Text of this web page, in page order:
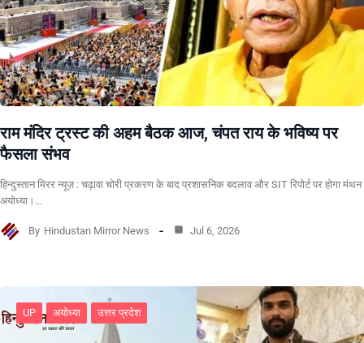
राम मंदिर ट्रस्ट की अहम बैठक आज, चंपत राय के भविष्य पर
फैसला संभव
हिन्दुस्तान मिरर न्यूज़ : चढ़ावा चोरी प्रकरण के बाद प्रशासनिक बदलाव और SIT रिपोर्ट पर होगा मंथन
अयोध्या।…
By Hindustan Mirror News Jul 6, 2026
UP अयोध्या उत्तर प्रदेश